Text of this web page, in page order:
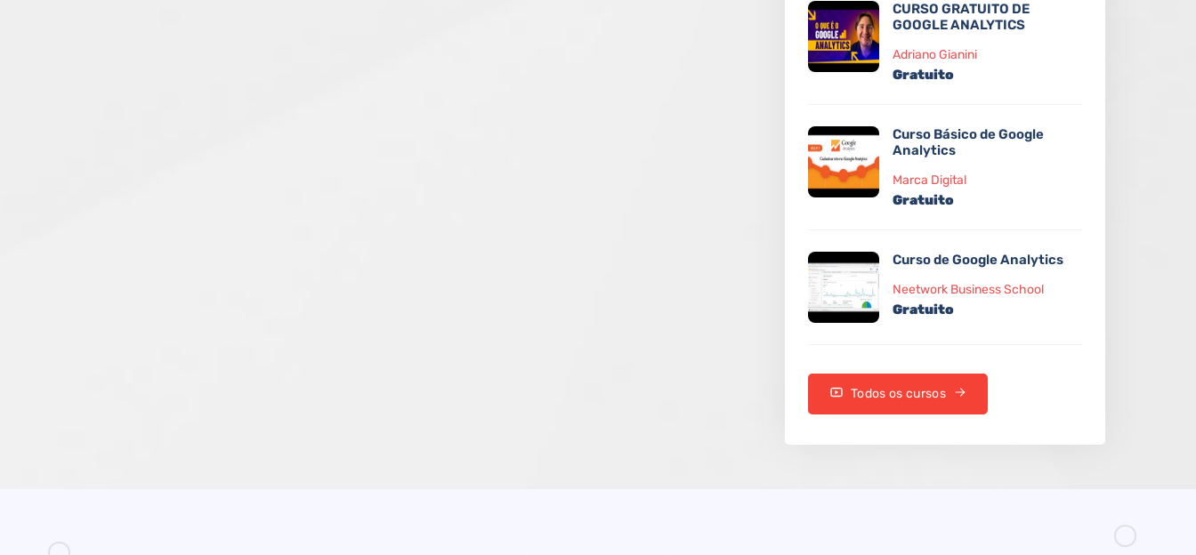
CURSO GRATUITO DE
GOOGLE ANALYTICS
Adriano Gianini
Gratuito
Curso Básico de Google
Analytics
Marca Digital
Gratuito
Curso de Google Analytics
Neetwork Business School
Gratuito
Todos os cursos